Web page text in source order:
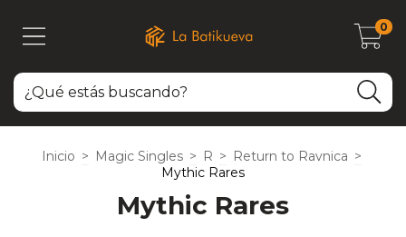
0
Inicio > Magic Singles > R > Return to Ravnica >
Mythic Rares
Mythic Rares